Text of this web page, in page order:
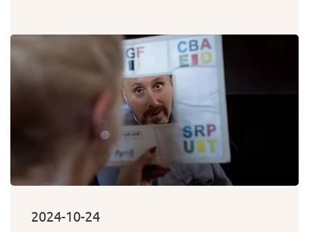
2024-10-24